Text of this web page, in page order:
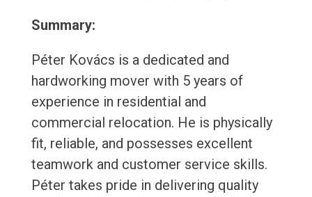
Summary:
Péter Kovács is a dedicated and
hardworking mover with 5 years of
experience in residential and
commercial relocation. He is physically
fit, reliable, and possesses excellent
teamwork and customer service skills.
Péter takes pride in delivering quality